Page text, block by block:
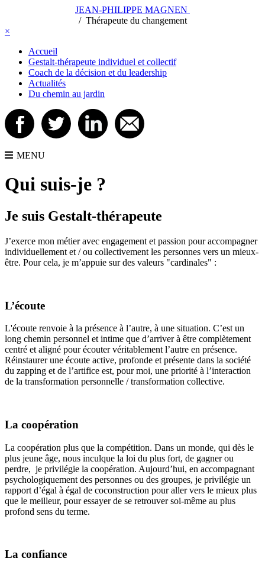
JEAN-PHILIPPE MAGNEN
// Thérapeute du changement
×
Accueil
Gestalt-thérapeute individuel et collectif
Coach de la décision et du leadership
Actualités
Du chemin au jardin
MENU
Qui suis-je ?
Je suis Gestalt-thérapeute
J’exerce mon métier avec engagement et passion pour accompagner
individuellement et / ou collectivement les personnes vers un mieux-
être. Pour cela, je m’appuie sur des valeurs "cardinales" :
L’écoute
L'écoute renvoie à la présence à l’autre, à une situation. C’est un
long chemin personnel et intime que d’arriver à être complètement
centré et aligné pour écouter véritablement l’autre en présence.
Réinstaurer une écoute active, profonde et présente dans la société
du zapping et de l’artifice est, pour moi, une priorité à l’interaction
de la transformation personnelle / transformation collective.
La coopération
La coopération plus que la compétition. Dans un monde, qui dès le
plus jeune âge, nous inculque la loi du plus fort, de gagner ou
perdre, je privilégie la coopération. Aujourd’hui, en accompagnant
psychologiquement des personnes ou des groupes, je privilégie un
rapport d’égal à égal de coconstruction pour aller vers le mieux plus
que le meilleur, pour essayer de se retrouver soi-même au plus
profond sens du terme.
La confiance